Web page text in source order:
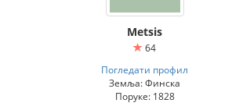
Metsis
64
Погледати профил
Земља: Финска
Поруке: 1828